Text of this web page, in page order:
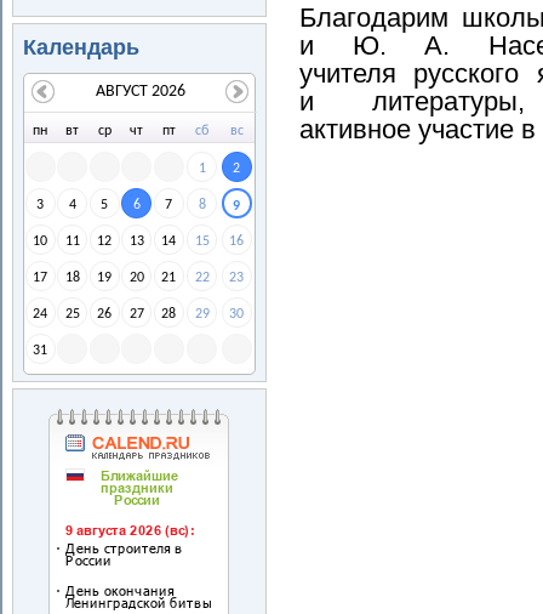
Календарь
пн вт ср чт пт сб вс
1 2
3 4 5 6 7 8 9
10 11 12 13 14 15 16
17 18 19 20 21 22 23
24 25 26 27 28 29 30
31
АВГУСТ 2026
Благодарим
и Ю. А.
учителя русского
и
активное участие